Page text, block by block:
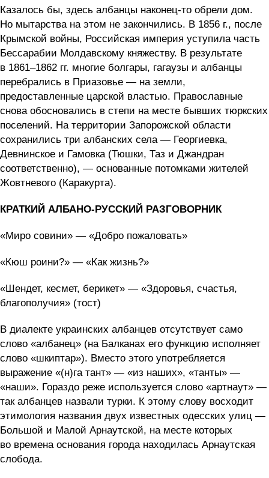
Казалось бы, здесь албанцы наконец-то обрели дом.
Но мытарства на этом не закончились. В 1856 г., после
Крымской войны, Российская империя уступила часть
Бессарабии Молдавскому княжеству. В результате
в 1861–1862 гг. многие болгары, гагаузы и албанцы
перебрались в Приазовье — на земли,
предоставленные царской властью. Православные
снова обосновались в степи на месте бывших тюркских
поселений. На территории Запорожской области
сохранились три албанских села — Георгиевка,
Девнинское и Гамовка (Тюшки, Таз и Джандран
соответственно), — основанные потомками жителей
Жовтневого (Каракурта).
КРАТКИЙ АЛБАНО-РУССКИЙ РАЗГОВОРНИК
«Миро совини» — «Добро пожаловать»
«Кюш роини?» — «Как жизнь?»
«Шендет, кесмет, берикет» — «Здоровья, счастья,
благополучия» (тост)
В диалекте украинских албанцев отсутствует само
слово «албанец» (на Балканах его функцию исполняет
слово «шкиптар»). Вместо этого употребляется
выражение «(н)га тант» — «из наших», «танты» —
«наши». Гораздо реже используется слово «артнаут» —
так албанцев назвали турки. К этому слову восходит
этимология названия двух известных одесских улиц —
Большой и Малой Арнаутской, на месте которых
во времена основания города находилась Арнаутская
слобода.